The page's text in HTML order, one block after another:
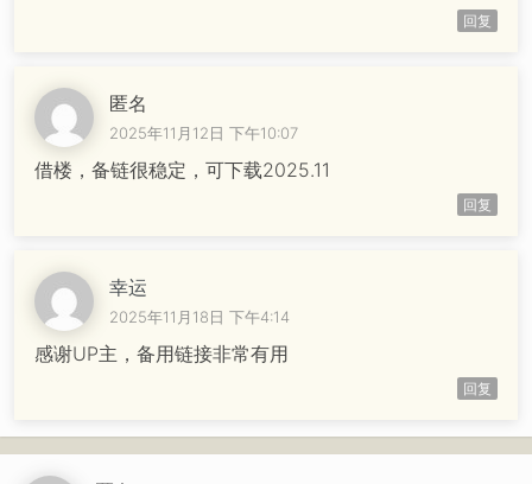
回复
匿名
2025年11月12日 下午10:07
借楼，备链很稳定，可下载2025.11
回复
幸运
2025年11月18日 下午4:14
感谢UP主，备用链接非常有用
回复